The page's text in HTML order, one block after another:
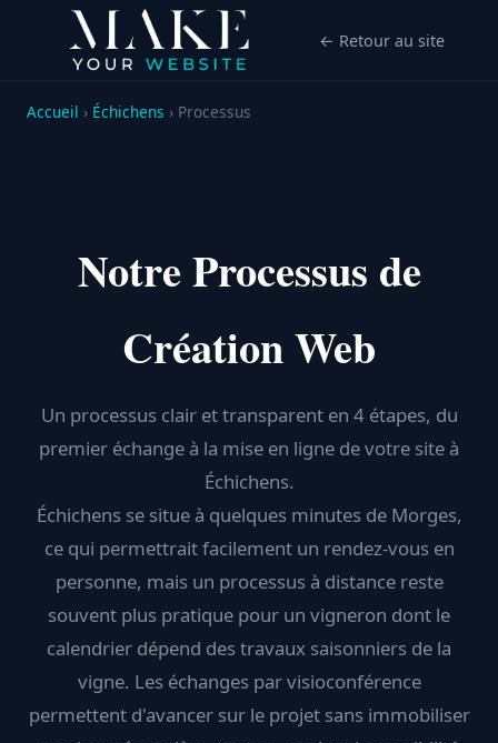
← Retour au site
Accueil › Échichens › Processus
Notre Processus de
Création Web
Un processus clair et transparent en 4 étapes, du
premier échange à la mise en ligne de votre site à
Échichens.
Échichens se situe à quelques minutes de Morges,
ce qui permettrait facilement un rendez-vous en
personne, mais un processus à distance reste
souvent plus pratique pour un vigneron dont le
calendrier dépend des travaux saisonniers de la
vigne. Les échanges par visioconférence
permettent d'avancer sur le projet sans immobiliser